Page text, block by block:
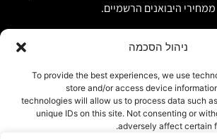
ניהול הסכמה
To provide the best experiences, we use
store and/or access device
technologies will allow us to process data such
unique IDs on this site. Not consenting or
adversely affect certain
ממחירי היבואנים הרשמיים.
074-7408590
office@luxury-motors.co.il